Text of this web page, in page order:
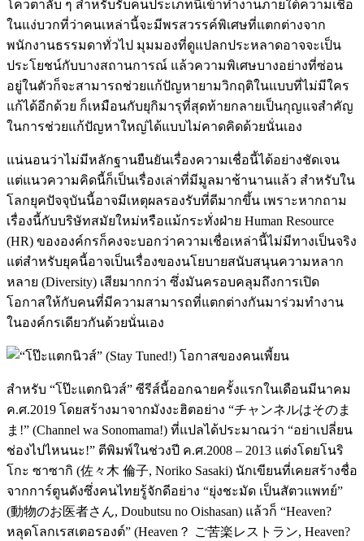
โควตาลับ ๆ สำหรับรับคนประเภทนี้เข้าทำงานภายใต้ความเชื่อ
ในแง่บวกที่ว่าคนเหล่านี้จะมีพรสวรรค์พิเศษที่แตกต่างจาก
พนักงานธรรมดาทั่วไป มุมมองที่ดูแปลกประหลาดอาจจะเป็น
ประโยชน์กับบางสถานการณ์ แล้วความพิเศษบางอย่างที่ซ่อน
อยู่ในตัวก็จะสามารถช่วยแก้ปัญหายามวิกฤติในแบบที่ไม่มีใคร
แก้ได้อีกด้วย ก็เหมือนกับยุกิมารุที่สุดท้ายกลายเป็นกุญแจสำคัญ
ในการช่วยแก้ปัญหาใหญ่ได้แบบไม่คาดคิดด้วยนั่นเอง
แน่นอนว่าไม่มีหลักฐานยืนยันเรื่องความเชื่อนี้ได้อย่างชัดเจน
แต่แนวความคิดนี้ก็เป็นเรื่องเล่าที่มีมูลมาช้านานแล้ว สำหรับใน
โลกยุคปัจจุบันนี้อาจมีเหตุผลรองรับที่ดีมากขึ้น เพราะหากถาม
เรื่องนี้กับบริษัทสมัยใหม่หรือแม้กระทั่งฝ่าย Human Resource
(HR) ขององค์กรก็คงจะบอกว่าความเชื่อเหล่านี้ไม่มีทางเป็นจริง
แต่สำหรับยุคนี้อาจเป็นเรื่องของนโยบายสนับสนุนความหลาก
หลาย (Diversity) เสียมากกว่า ซึ่งมันครอบคลุมถึงการเปิด
โอกาสให้กับคนที่มีความสามารถที่แตกต่างกันมาร่วมทำงาน
ในองค์กรเดียวกันด้วยนั่นเอง
สำหรับ “โป๊ะแตกนิวส์” ซีรีส์นี้ออกฉายครั้งแรกในเดือนมีนาคม
ค.ศ.2019 โดยสร้างมาจากมังงะฮิตอย่าง “チャンネルはそのま
ま!” (Channel wa Sonomama!) ที่แปลได้ประมาณว่า “อย่าเปลี่ยน
ช่องไปไหนนะ!” ตีพิมพ์ในช่วงปี ค.ศ.2008 – 2013 แต่งโดยโนริ
โกะ ซาซากิ (佐々木 倫子, Noriko Sasaki) นักเขียนที่เคยสร้างชื่อ
จากการ์ตูนดังซึ่งคนไทยรู้จักดีอย่าง “ยุ่งชะมัด เป็นสัตวแพทย์”
(動物のお医者さん, Doubutsu no Oishasan) แล้วก็ “Heaven?
หลุดโลกเรสเตอรองต์” (Heaven？ ご苦楽レストラン, Heaven?